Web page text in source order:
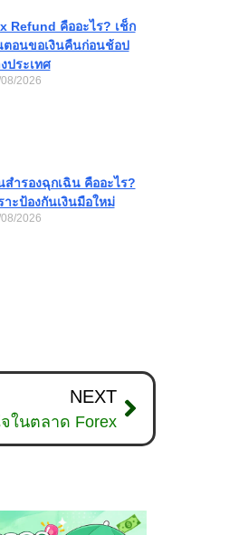
Refund คืออะไร? เช็ก
อนขอเงินคืนก่อนช้อป
ประเทศ
2026
สำรองฉุกเฉิน คืออะไร?
าะป้องกันเงินมือใหม่
2026
NEXT
ในตลาด Forex